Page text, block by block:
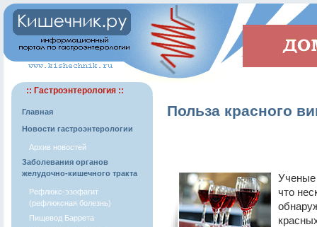
:: Гастроэнтерология ::
Главная
Новости гастроэнтерологии
Архив новостей
Заболевания органов
желудочно-кишечного тракта
Рефлюкс-эзофагит
(рефлюксная болезнь)
Пищевод Баррета
Польза красного
Ученые
что